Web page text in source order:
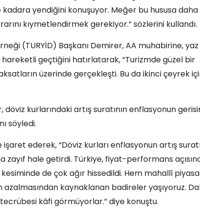
yendiğini konuşuyor. Meğer bu hususa daha
kıymetlendirmek gerekiyor.” sözlerini kullandı.
(TURYİD) Başkanı Demirer, AA muhabirine, yaz
hareketli geçtiğini hatırlatarak, “Turizmde güzel bir
üzerinde gerçekleşti. Bu da ikinci çeyrek
kurlarındaki artış suratının enflasyonun
söyledi.
ederek, “Döviz kurları enflasyonun artış
zayıf hale getirdi. Türkiye, fiyat-performans
de çok ağır hissedildi. Hem mahallî
kaynaklanan badireler yaşıyoruz.
kâfi görmüyorlar.” diye konuştu.